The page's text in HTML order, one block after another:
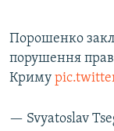
Порошенко
порушення
Криму
— Svyatoslav